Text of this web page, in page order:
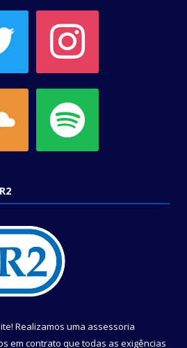
Realizamos uma assessoria
em contrato que todas as exigências